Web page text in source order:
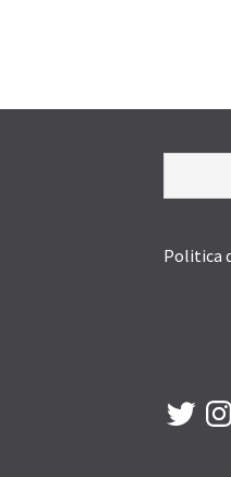
Politica
Twitter